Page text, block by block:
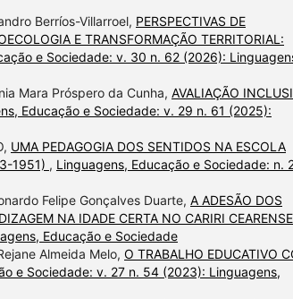
Berríos-Villarroel, PERSPECTIVAS DE
E TRANSFORMAÇÃO TERRITORIAL:
e Sociedade: v. 30 n. 62 (2026):
Mara Próspero da Cunha, AVALIAÇÃO
Educação e Sociedade: v. 29 n. 61 (2025):
UMA PEDAGOGIA DOS SENTIDOS NA ESCOLA
1951) , Linguagens, Educação e Sociedade: n.
Felipe Gonçalves Duarte, A ADESÃO DOS
NA IDADE CERTA NO CARIRI
Educação e Sociedade
Almeida Melo, O TRABALHO EDUCATIVO
e Sociedade: v. 27 n. 54 (2023): Linguagens,